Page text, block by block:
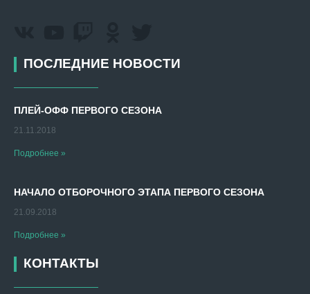
ПОСЛЕДНИЕ НОВОСТИ
ПЛЕЙ-ОФФ ПЕРВОГО СЕЗОНА
21.11.2018
Подробнее »
НАЧАЛО ОТБОРОЧНОГО ЭТАПА ПЕРВОГО СЕЗОНА
21.09.2018
Подробнее »
КОНТАКТЫ